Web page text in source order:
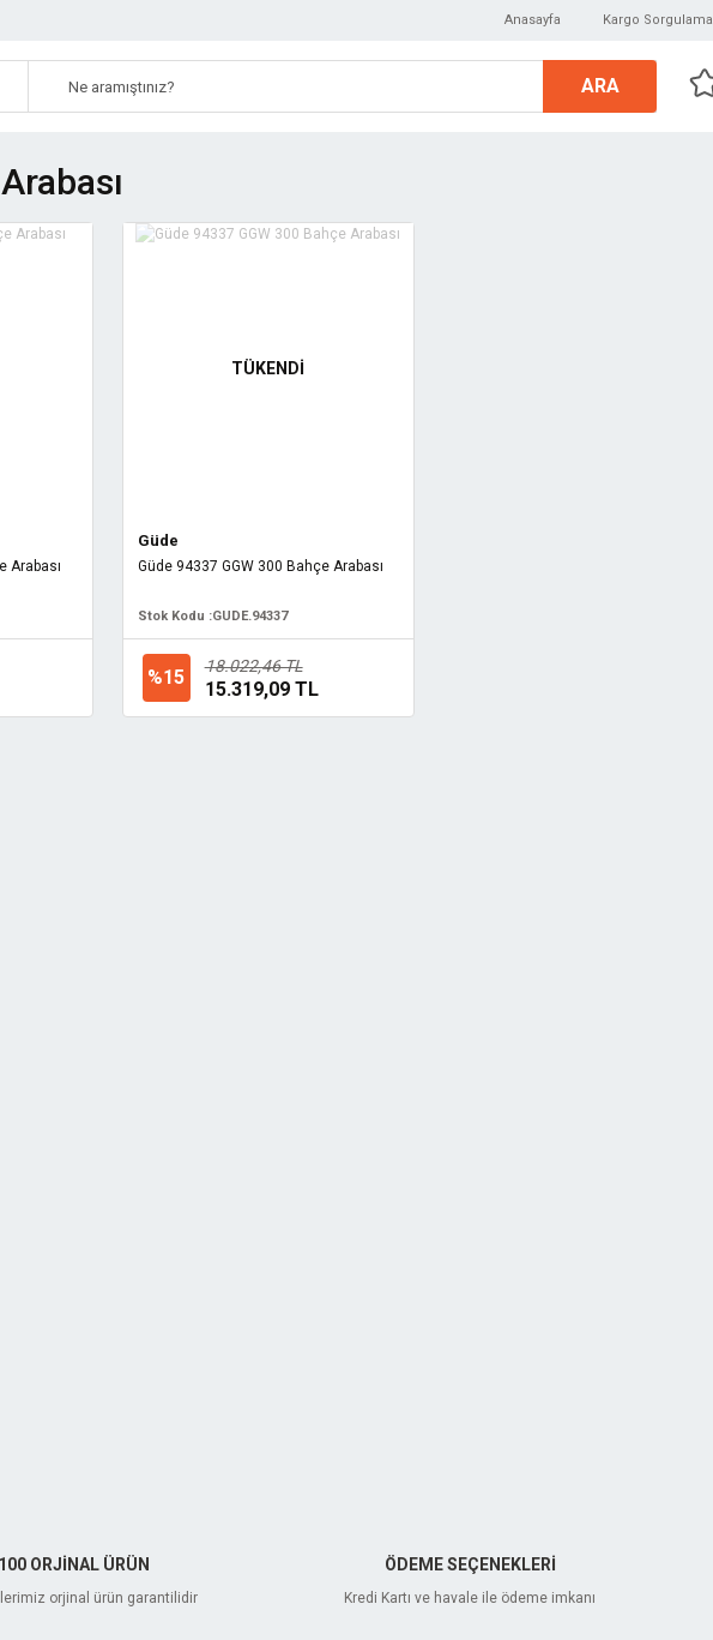
Anasayfa Kargo Sorgulama
ARA
Arabası
TÜKENDİ
Güde
Güde 94337 GGW 300 Bahçe Arabası
Stok Kodu :GUDE.94337
%15 18.022,46 TL
15.319,09 TL
ORJİNAL ÜRÜN
orjinal ürün garantilidir
ÖDEME SEÇENEKLERİ
Kredi Kartı ve havale ile ödeme imkanı